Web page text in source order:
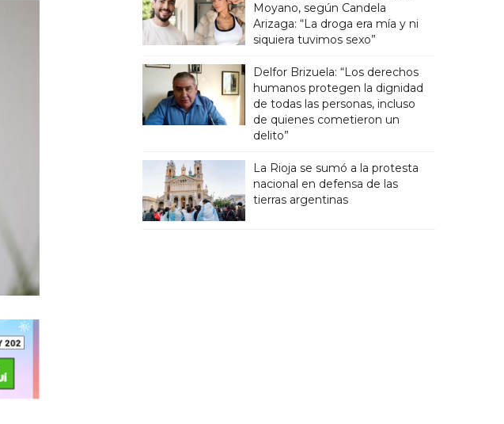
Moyano, según Candela
Arizaga: “La droga era mía y ni
siquiera tuvimos sexo”
Delfor Brizuela: “Los derechos
humanos protegen la dignidad
de todas las personas, incluso
de quienes cometieron un
delito”
La Rioja se sumó a la protesta
nacional en defensa de las
tierras argentinas